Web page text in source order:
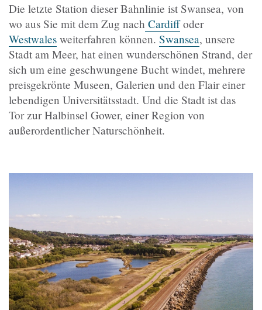
Die letzte Station dieser Bahnlinie ist Swansea, von
wo aus Sie mit dem Zug nach Cardiffoder
Westwales weiterfahren können. Swansea, unsere
Stadt am Meer, hat einen wunderschönen Strand, der
sich um eine geschwungene Bucht windet, mehrere
preisgekrönte Museen, Galerien und den Flair einer
lebendigen Universitätsstadt. Und die Stadt ist das
Tor zur Halbinsel Gower, einer Region von
außerordentlicher Naturschönheit.